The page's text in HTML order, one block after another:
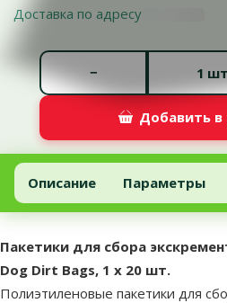
Доставка по адресу
−
Добавить в
Пакетики для сбора экскрементов
Добавить в корзину
Описание Параметры
В начало страницы
superzoo.product.detail.content
Пакетики для сбора
Dog Dirt Bags, 1 x 20 шт.
Полиэтиленовые пакетики для